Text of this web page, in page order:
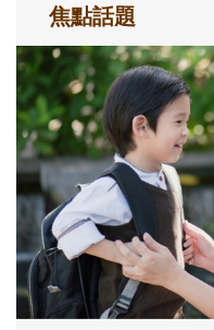
焦點話題